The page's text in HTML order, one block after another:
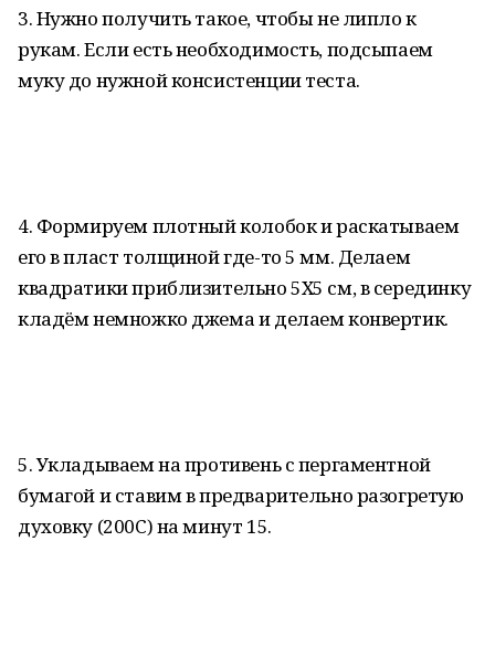
3. Нужно получить такое, чтобы не липло к
рукам. Если есть необходимость, подсыпаем
муку до нужной консистенции теста.
4. Формируем плотный колобок и раскатываем
его в пласт толщиной где-то 5 мм. Делаем
квадратики приблизительно 5X5 см, в серединку
кладём немножко джема и делаем конвертик.
5. Укладываем на противень с пергаментной
бумагой и ставим в предварительно разогретую
духовку (200C) на минут 15.